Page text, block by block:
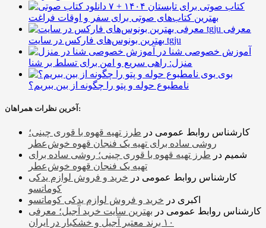
۷ کتاب صوتی برای تابستان ۱۴۰۴ +
بهترین کتاب‌های صوتی برای سفر و اوقات فراغت
معرفی
بهترین بونوس‌های فارکس در سایت tgju
آموزش خصوصی شنا در
منزل: راهی سریع و امن برای تسلط بر شنا
بوی
نامطبوع حوله و پتو را چگونه از بین ببریم؟
آخرین نظرات همراهان:
کارشناس روابط عمومی در طرز تهیه قهوه با قوری چینی؛
روشی ساده برای تهیه یک فنجان قهوه خوش‌عطر
شمیم در طرز تهیه قهوه با قوری چینی؛ روشی ساده برای
تهیه یک فنجان قهوه خوش‌عطر
کارشناس روابط عمومی در خرید و فروش لوازم یدکی
کوماتسو
اکبری در خرید و فروش لوازم یدکی کوماتسو
کارشناس روابط عمومی در بهترین سایت خرید آجیل؛ معرفی
۱۰ برند معتبر آجیل و خشکبار در ایران